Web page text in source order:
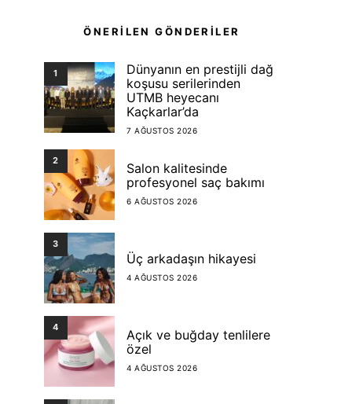
ÖNERİLEN GÖNDERİLER
1
Dünyanın en prestijli dağ
koşusu serilerinden
UTMB heyecanı
Kaçkarlar’da
7 AĞUSTOS 2026
2
Salon kalitesinde
profesyonel saç bakımı
6 AĞUSTOS 2026
3
Üç arkadaşın hikayesi
4 AĞUSTOS 2026
4
Açık ve buğday tenlilere
özel
4 AĞUSTOS 2026